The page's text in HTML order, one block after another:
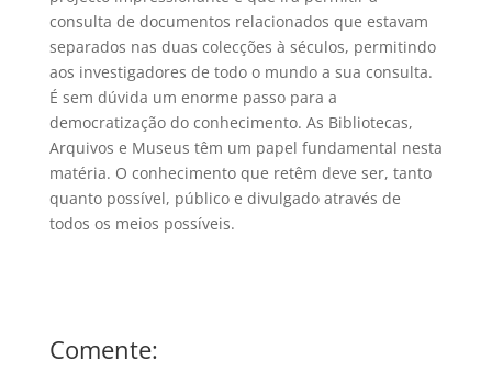
consulta de documentos relacionados que estavam
separados nas duas colecções à séculos, permitindo
aos investigadores de todo o mundo a sua consulta.
É sem dúvida um enorme passo para a
democratização do conhecimento. As Bibliotecas,
Arquivos e Museus têm um papel fundamental nesta
matéria. O conhecimento que retêm deve ser, tanto
quanto possível, público e divulgado através de
todos os meios possíveis.
Comente: